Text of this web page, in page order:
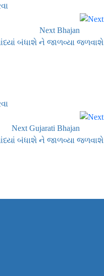
Next Bhajan
બંધાશે ને જાળવ્યા જળવાશે
Next Gujarati Bhajan
બંધાશે ને જાળવ્યા જળવાશે